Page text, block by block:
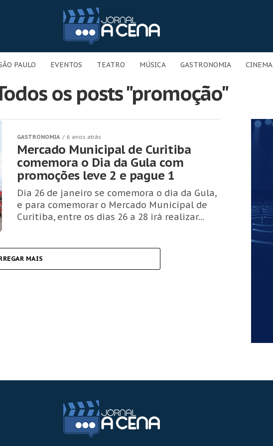
PAULO EVENTOS TEATRO MÚSICA GASTRONOMIA CINEMA
os posts "promoção"
GASTRONOMIA 6 anos atrás
Mercado Municipal de Curitiba
comemora o Dia da Gula com
promoções leve 2 e pague 1
Dia 26 de janeiro se comemora o dia da Gula,
e para comemorar o Mercado Municipal de
Curitiba, entre os dias 26 a 28 irá realizar...
MAIS